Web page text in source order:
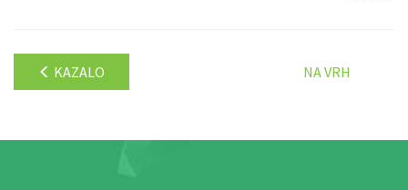
KAZALO NA VRH